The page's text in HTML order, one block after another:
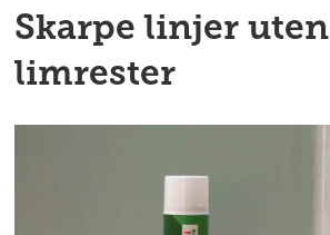
Skarpe linjer uten
limrester